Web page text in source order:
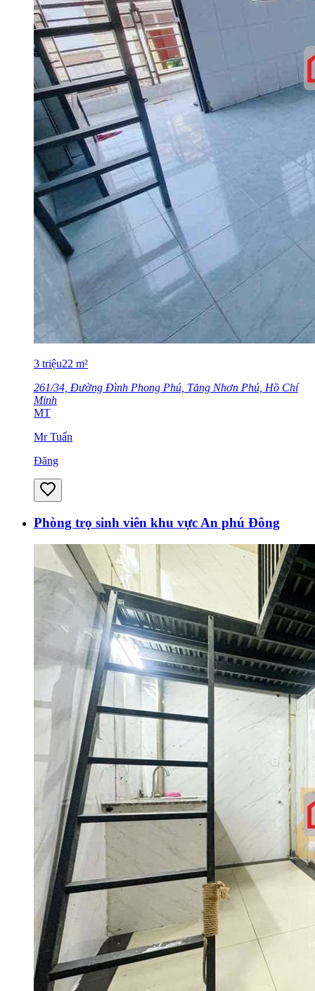
3 triệu22 m²
261/34, Đường Đình Phong Phú, Tăng Nhơn Phú, Hồ Chí
Minh
MT
Mr Tuấn
Đăng
Phòng trọ sinh viên khu vực An phú Đông